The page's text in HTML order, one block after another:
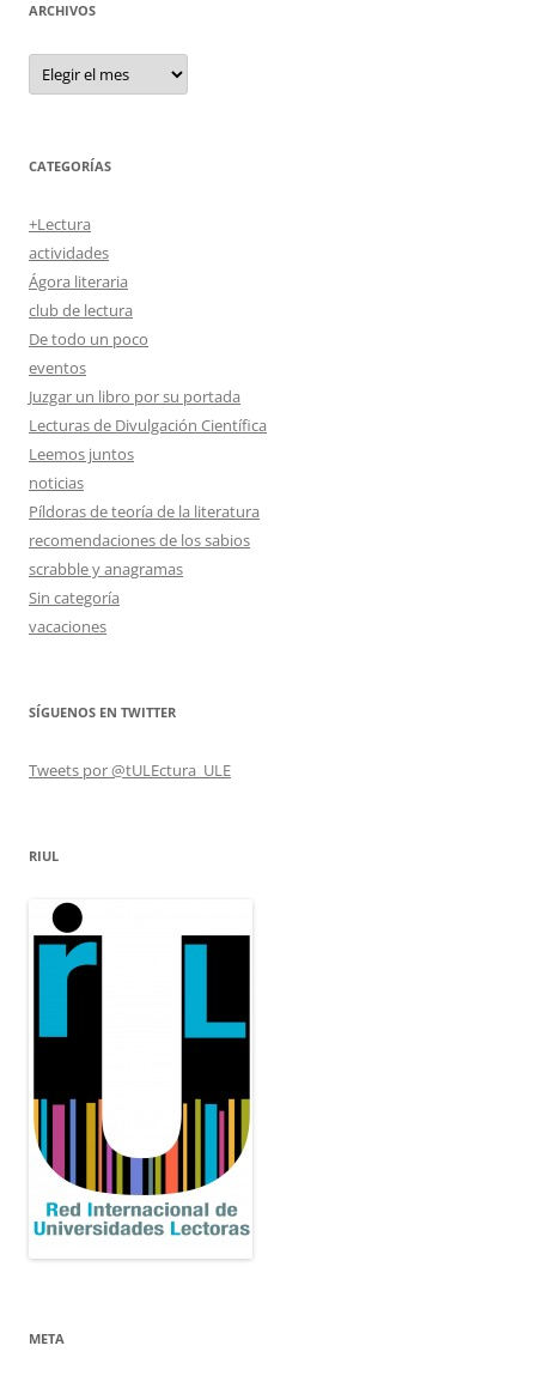
ARCHIVOS
Archivos
CATEGORÍAS
+Lectura
actividades
Ágora literaria
club de lectura
De todo un poco
eventos
Juzgar un libro por su portada
Lecturas de Divulgación Científica
Leemos juntos
noticias
Píldoras de teoría de la literatura
recomendaciones de los sabios
scrabble y anagramas
Sin categoría
vacaciones
SÍGUENOS EN TWITTER
Tweets por @tULEctura_ULE
RIUL
META